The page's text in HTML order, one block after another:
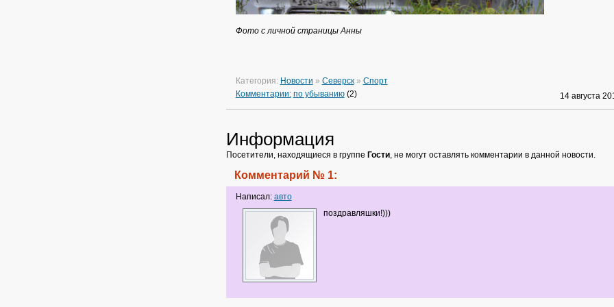
Фото с личной страницы Анны
Категория: Новости » Северск» Спорт
Комментарии: по убыванию(2) 14 августа
Информация
Посетители, находящиеся в группе Гости, не могут оставлять комментарии в данной новости.
Комментарий № 1:
Написал: авто
поздравляшки!)))